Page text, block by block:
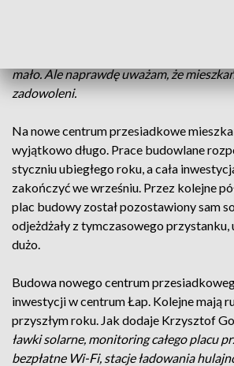
mało. Ale naprawdę uważam, że
zadowoleni.
Na nowe centrum przesiadkowe
wyjątkowo długo. Prace budowlane
styczniu ubiegłego roku, a cała
zakończyć we wrześniu. Przez kolejne
plac budowy został pozostawiony sam
odjeżdżały z tymczasowego przystanku,
dużo.
Budowa nowego centrum
inwestycji w centrum Łap. Kolejne mają
przyszłym roku. Jak dodaje Krzysztof
ławki solarne, monitoring całego placu
bezpłatne Wi-Fi, stacje ładowania